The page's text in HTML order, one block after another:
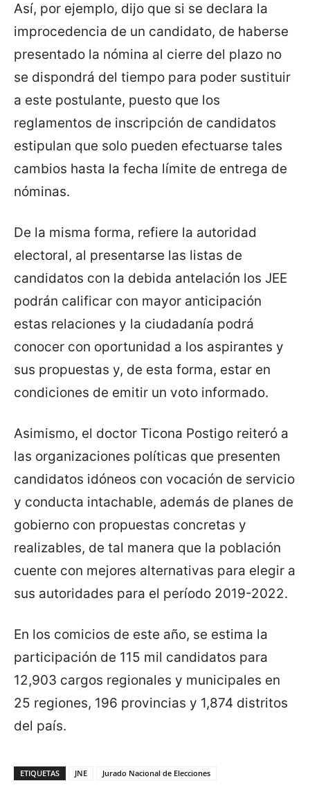
Así, por ejemplo, dijo que si se declara la
improcedencia de un candidato, de haberse
presentado la nómina al cierre del plazo no
se dispondrá del tiempo para poder sustituir
a este postulante, puesto que los
reglamentos de inscripción de candidatos
estipulan que solo pueden efectuarse tales
cambios hasta la fecha límite de entrega de
nóminas.
De la misma forma, refiere la autoridad
electoral, al presentarse las listas de
candidatos con la debida antelación los JEE
podrán calificar con mayor anticipación
estas relaciones y la ciudadanía podrá
conocer con oportunidad a los aspirantes y
sus propuestas y, de esta forma, estar en
condiciones de emitir un voto informado.
Asimismo, el doctor Ticona Postigo reiteró a
las organizaciones políticas que presenten
candidatos idóneos con vocación de servicio
y conducta intachable, además de planes de
gobierno con propuestas concretas y
realizables, de tal manera que la población
cuente con mejores alternativas para elegir a
sus autoridades para el período 2019-2022.
En los comicios de este año, se estima la
participación de 115 mil candidatos para
12,903 cargos regionales y municipales en
25 regiones, 196 provincias y 1,874 distritos
del país.
ETIQUETAS JNE Jurado Nacional de Elecciones